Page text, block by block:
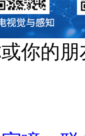
你的